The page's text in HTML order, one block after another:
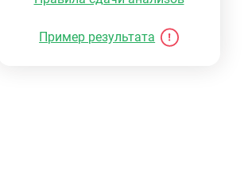
Пример результата